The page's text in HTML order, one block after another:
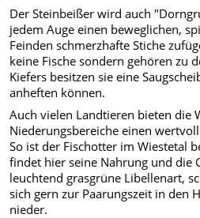
Der Steinbeißer wird auch
jedem Auge einen beweglichen,
Feinden schmerzhafte Stiche
keine Fische sondern gehören zu
Kiefers besitzen sie eine
anheften können.
Auch vielen Landtieren bieten die
Niederungsbereiche einen
So ist der Fischotter im Wiestetal
findet hier seine Nahrung und die
leuchtend grasgrüne Libellenart,
sich gern zur Paarungszeit in den
nieder.